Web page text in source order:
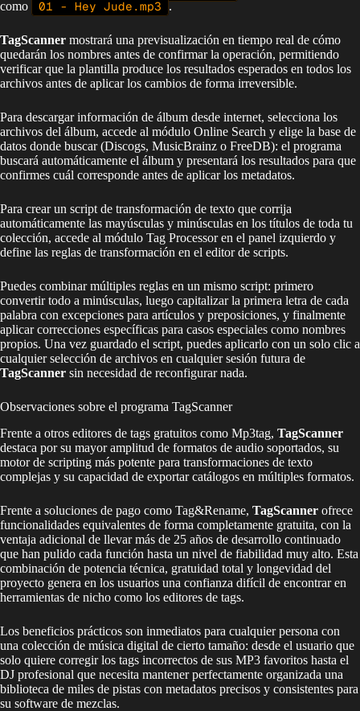
como 01 - Hey Jude.mp3 .
TagScanner mostrará una previsualización en tiempo real de cómo
quedarán los nombres antes de confirmar la operación, permitiendo
verificar que la plantilla produce los resultados esperados en todos los
archivos antes de aplicar los cambios de forma irreversible.
Para descargar información de álbum desde internet, selecciona los
archivos del álbum, accede al módulo Online Search y elige la base de
datos donde buscar (Discogs, MusicBrainz o FreeDB): el programa
buscará automáticamente el álbum y presentará los resultados para que
confirmes cuál corresponde antes de aplicar los metadatos.
Para crear un script de transformación de texto que corrija
automáticamente las mayúsculas y minúsculas en los títulos de toda tu
colección, accede al módulo Tag Processor en el panel izquierdo y
define las reglas de transformación en el editor de scripts.
Puedes combinar múltiples reglas en un mismo script: primero
convertir todo a minúsculas, luego capitalizar la primera letra de cada
palabra con excepciones para artículos y preposiciones, y finalmente
aplicar correcciones específicas para casos especiales como nombres
propios. Una vez guardado el script, puedes aplicarlo con un solo clic a
cualquier selección de archivos en cualquier sesión futura de
TagScanner sin necesidad de reconfigurar nada.
Observaciones sobre el programa TagScanner
Frente a otros editores de tags gratuitos como Mp3tag, TagScanner
destaca por su mayor amplitud de formatos de audio soportados, su
motor de scripting más potente para transformaciones de texto
complejas y su capacidad de exportar catálogos en múltiples formatos.
Frente a soluciones de pago como Tag&Rename, TagScanner ofrece
funcionalidades equivalentes de forma completamente gratuita, con la
ventaja adicional de llevar más de 25 años de desarrollo continuado
que han pulido cada función hasta un nivel de fiabilidad muy alto. Esta
combinación de potencia técnica, gratuidad total y longevidad del
proyecto genera en los usuarios una confianza difícil de encontrar en
herramientas de nicho como los editores de tags.
Los beneficios prácticos son inmediatos para cualquier persona con
una colección de música digital de cierto tamaño: desde el usuario que
solo quiere corregir los tags incorrectos de sus MP3 favoritos hasta el
DJ profesional que necesita mantener perfectamente organizada una
biblioteca de miles de pistas con metadatos precisos y consistentes para
su software de mezclas.